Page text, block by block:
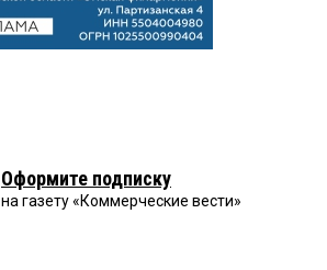
Оформите подписку
на газету «Коммерческие вести»